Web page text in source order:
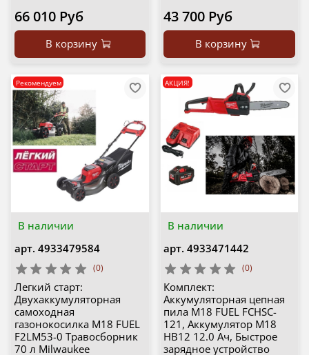
66 010 Руб
В корзину
43 700 Руб
В корзину
В наличии
Рекомендуем
арт. 4933479584
(0)
Легкий старт:
Двухаккумуляторная
самоходная
газонокосилка M18 FUEL
F2LM53-0 Травосборник
70 л Milwaukee
В наличии
АКЦИЯ!
арт. 4933471442
(0)
Комплект:
Аккумуляторная цепная
пила M18 FUEL FCHSC-
121, Аккумулятор M18
HB12 12.0 Ач, Быстрое
зарядное устройство